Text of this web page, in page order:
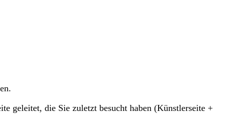
geleitet, die Sie zuletzt besucht haben (Künstlerseite +